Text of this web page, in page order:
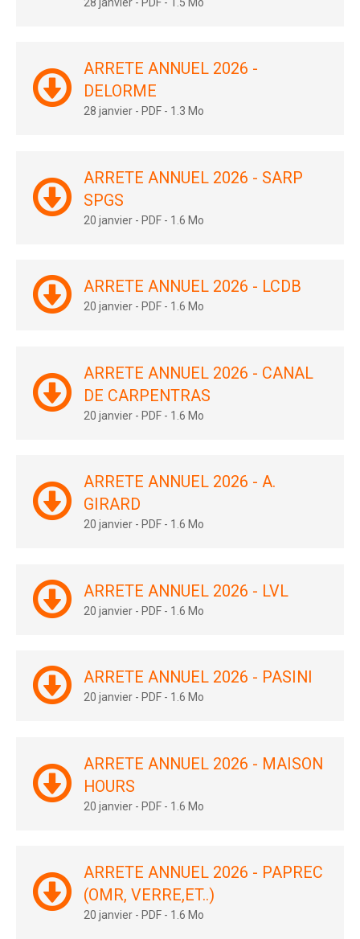
ARRETE ANNUEL 2026 -
DELORME
28 janvier - PDF - 1.3 Mo
ARRETE ANNUEL 2026 - SARP
SPGS
20 janvier - PDF - 1.6 Mo
ARRETE ANNUEL 2026 - LCDB
20 janvier - PDF - 1.6 Mo
ARRETE ANNUEL 2026 - CANAL
DE CARPENTRAS
20 janvier - PDF - 1.6 Mo
ARRETE ANNUEL 2026 - A.
GIRARD
20 janvier - PDF - 1.6 Mo
ARRETE ANNUEL 2026 - LVL
20 janvier - PDF - 1.6 Mo
ARRETE ANNUEL 2026 - PASINI
20 janvier - PDF - 1.6 Mo
ARRETE ANNUEL 2026 - MAISON
HOURS
20 janvier - PDF - 1.6 Mo
ARRETE ANNUEL 2026 - PAPREC
(OMR, VERRE,ET..)
20 janvier - PDF - 1.6 Mo